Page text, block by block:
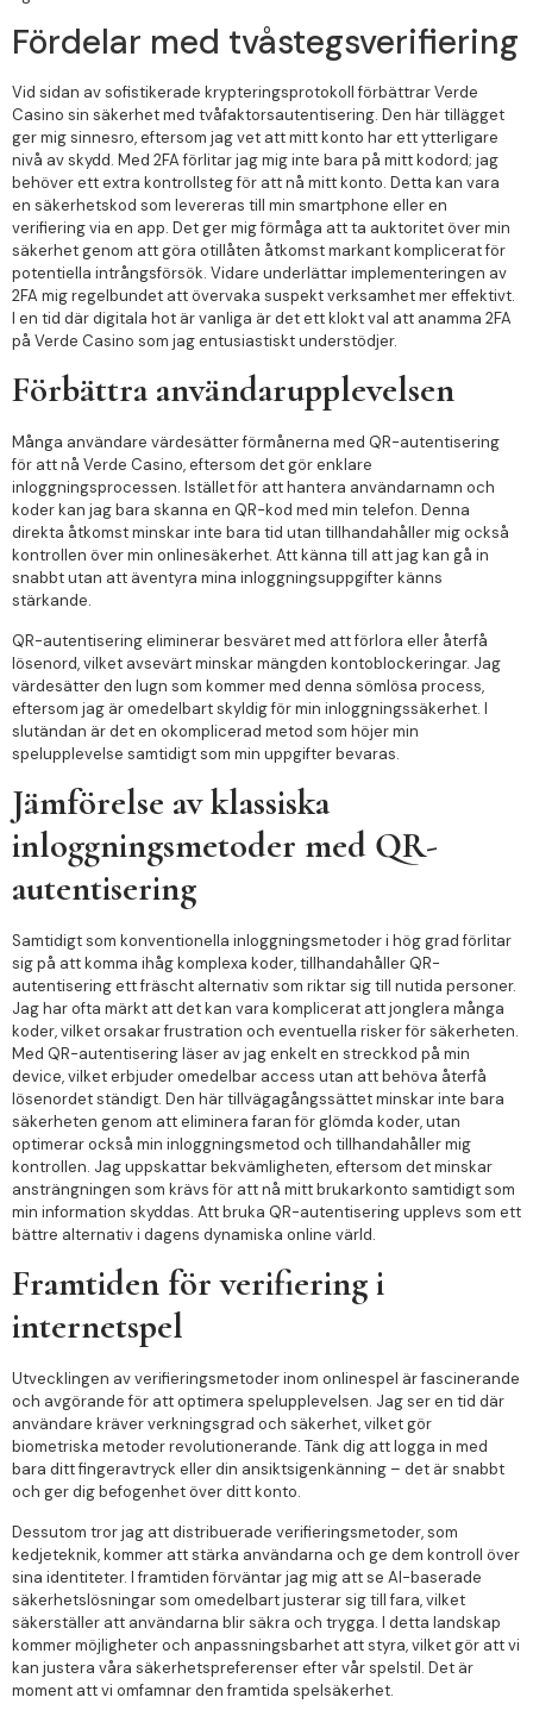
Fördelar med tvåstegsverifiering
Vid sidan av sofistikerade krypteringsprotokoll förbättrar Verde
Casino sin säkerhet med tvåfaktorsautentisering. Den här tillägget
ger mig sinnesro, eftersom jag vet att mitt konto har ett ytterligare
nivå av skydd. Med 2FA förlitar jag mig inte bara på mitt kodord; jag
behöver ett extra kontrollsteg för att nå mitt konto. Detta kan vara
en säkerhetskod som levereras till min smartphone eller en
verifiering via en app. Det ger mig förmåga att ta auktoritet över min
säkerhet genom att göra otillåten åtkomst markant komplicerat för
potentiella intrångsförsök. Vidare underlättar implementeringen av
2FA mig regelbundet att övervaka suspekt verksamhet mer effektivt.
I en tid där digitala hot är vanliga är det ett klokt val att anamma 2FA
på Verde Casino som jag entusiastiskt understödjer.
Förbättra användarupplevelsen
Många användare värdesätter förmånerna med QR-autentisering
för att nå Verde Casino, eftersom det gör enklare
inloggningsprocessen. Istället för att hantera användarnamn och
koder kan jag bara skanna en QR-kod med min telefon. Denna
direkta åtkomst minskar inte bara tid utan tillhandahåller mig också
kontrollen över min onlinesäkerhet. Att känna till att jag kan gå in
snabbt utan att äventyra mina inloggningsuppgifter känns
stärkande.
QR-autentisering eliminerar besväret med att förlora eller återfå
lösenord, vilket avsevärt minskar mängden kontoblockeringar. Jag
värdesätter den lugn som kommer med denna sömlösa process,
eftersom jag är omedelbart skyldig för min inloggningssäkerhet. I
slutändan är det en okomplicerad metod som höjer min
spelupplevelse samtidigt som min uppgifter bevaras.
Jämförelse av klassiska
inloggningsmetoder med QR-
autentisering
Samtidigt som konventionella inloggningsmetoder i hög grad förlitar
sig på att komma ihåg komplexa koder, tillhandahåller QR-
autentisering ett fräscht alternativ som riktar sig till nutida personer.
Jag har ofta märkt att det kan vara komplicerat att jonglera många
koder, vilket orsakar frustration och eventuella risker för säkerheten.
Med QR-autentisering läser av jag enkelt en streckkod på min
device, vilket erbjuder omedelbar access utan att behöva återfå
lösenordet ständigt. Den här tillvägagångssättet minskar inte bara
säkerheten genom att eliminera faran för glömda koder, utan
optimerar också min inloggningsmetod och tillhandahåller mig
kontrollen. Jag uppskattar bekvämligheten, eftersom det minskar
ansträngningen som krävs för att nå mitt brukarkonto samtidigt som
min information skyddas. Att bruka QR-autentisering upplevs som ett
bättre alternativ i dagens dynamiska online värld.
Framtiden för verifiering i
internetspel
Utvecklingen av verifieringsmetoder inom onlinespel är fascinerande
och avgörande för att optimera spelupplevelsen. Jag ser en tid där
användare kräver verkningsgrad och säkerhet, vilket gör
biometriska metoder revolutionerande. Tänk dig att logga in med
bara ditt fingeravtryck eller din ansiktsigenkänning – det är snabbt
och ger dig befogenhet över ditt konto.
Dessutom tror jag att distribuerade verifieringsmetoder, som
kedjeteknik, kommer att stärka användarna och ge dem kontroll över
sina identiteter. I framtiden förväntar jag mig att se AI-baserade
säkerhetslösningar som omedelbart justerar sig till fara, vilket
säkerställer att användarna blir säkra och trygga. I detta landskap
kommer möjligheter och anpassningsbarhet att styra, vilket gör att vi
kan justera våra säkerhetspreferenser efter vår spelstil. Det är
moment att vi omfamnar den framtida spelsäkerhet.